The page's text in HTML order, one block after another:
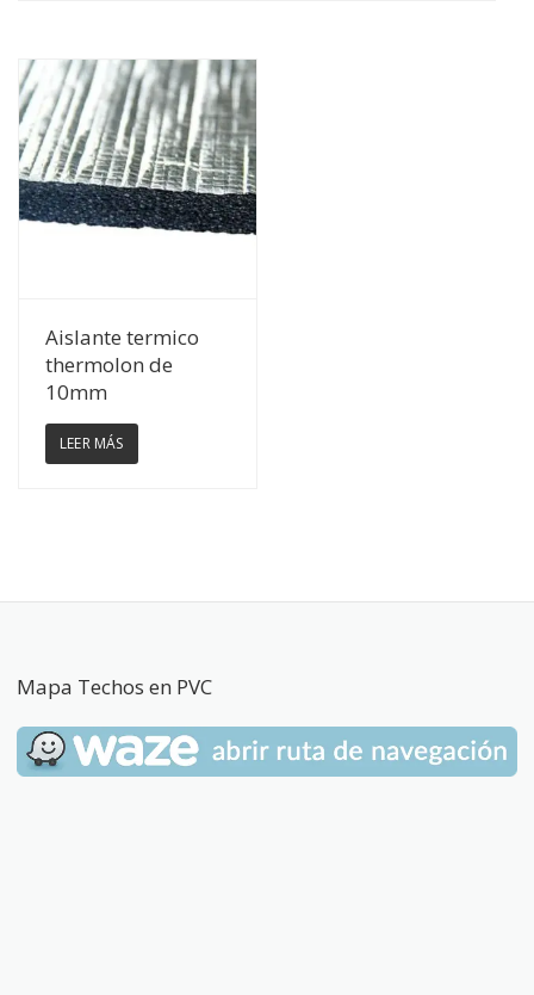
Ver Detalles
Aislante termico
thermolon de
10mm
LEER MÁS
Mapa Techos en PVC